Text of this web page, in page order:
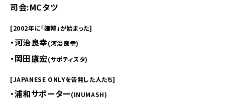
司会:MCタツ
[2002年に「嫌韓」が始まった]
・河治良幸(河治良幸)
・岡田康宏(サポティスタ)
[JAPANESE ONLYを告発した人たち]
・浦和サポーター(INUMASH)